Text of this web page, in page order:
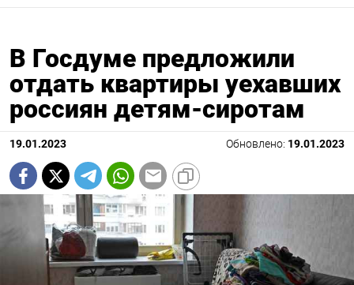
В Госдуме предложили
отдать квартиры уехавших
россиян детям-сиротам
19.01.2023 Обновлено: 19.01.2023